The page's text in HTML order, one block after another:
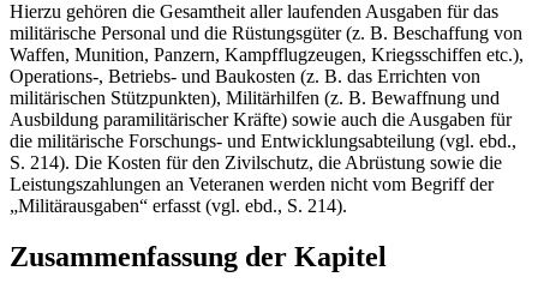
Hierzu gehören die Gesamtheit aller laufenden Ausgaben für das
militärische Personal und die Rüstungsgüter (z. B. Beschaffung von
Waffen, Munition, Panzern, Kampfflugzeugen, Kriegsschiffen etc.),
Operations-, Betriebs- und Baukosten (z. B. das Errichten von
militärischen Stützpunkten), Militärhilfen (z. B. Bewaffnung und
Ausbildung paramilitärischer Kräfte) sowie auch die Ausgaben für
die militärische Forschungs- und Entwicklungsabteilung (vgl. ebd.,
S. 214). Die Kosten für den Zivilschutz, die Abrüstung sowie die
Leistungszahlungen an Veteranen werden nicht vom Begriff der
„Militärausgaben“ erfasst (vgl. ebd., S. 214).
Zusammenfassung der Kapitel